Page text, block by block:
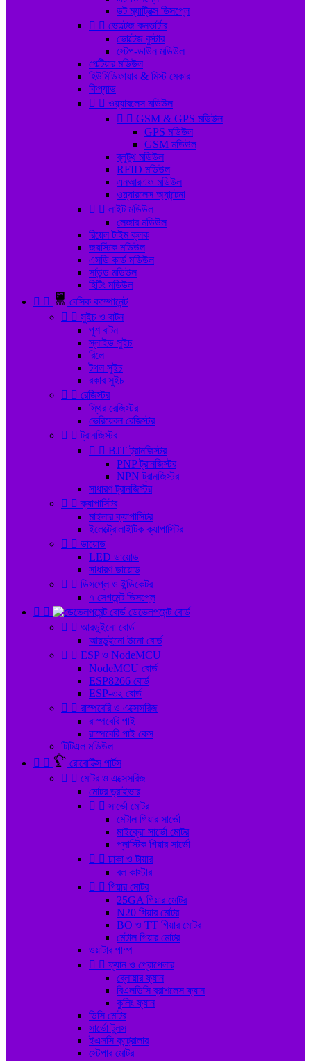
ডট ম্যাট্রিক্স ডিসপ্লে
  ভোল্টেজ কনভার্টার
ভোল্টেজ বুস্টার
স্টেপ-ডাউন মডিউল
পেল্টিয়ার মডিউল
হিউমিডিফায়ার & মিস্ট মেকার
কিপ্যাড
  ওয়্যারলেস মডিউল
  GSM & GPS মডিউল
GPS মডিউল
GSM মডিউল
ব্লুটুথ মডিউল
RFID মডিউল
এনআরএফ মডিউল
ওয়্যারলেস অ্যান্টেনা
  লাইট মডিউল
লেজার মডিউল
রিয়েল টাইম ক্লক
জয়স্টিক মডিউল
এসডি কার্ড মডিউল
সাউন্ড মডিউল
হিটিং মডিউল
 
বেসিক কম্পোনেন্ট
  সুইচ ও বাটন
পুশ বাটন
স্লাইড সুইচ
রিলে
টগল সুইচ
রকার সুইচ
  রেজিস্টর
স্থির রেজিস্টর
ভেরিয়েবল রেজিস্টর
  ট্রানজিস্টর
  BJT ট্রানজিস্টর
PNP ট্রানজিস্টর
NPN ট্রানজিস্টর
সাধারণ ট্রানজিস্টর
  ক্যাপাসিটর
মাইলার ক্যাপাসিটর
ইলেক্ট্রোলাইটিক ক্যাপাসিটর
  ডায়োড
LED ডায়োড
সাধারণ ডায়োড
  ডিসপ্লে ও ইন্ডিকেটর
৭ সেগমেন্ট ডিসপ্লে
 
ডেভেলপমেন্ট বোর্ড
  আরডুইনো বোর্ড
আরডুইনো উনো বোর্ড
  ESP ও NodeMCU
NodeMCU বোর্ড
ESP8266 বোর্ড
ESP-৩২ বোর্ড
  রাস্পবেরি ও এক্সেসরিজ
রাস্পবেরি পাই
রাস্পবেরি পাই কেস
টিটিএল মডিউল
 
রোবোটিক্স পার্টস
  মোটর ও এক্সেসরিজ
মোটর ড্রাইভার
  সার্ভো মোটর
মেটাল গিয়ার সার্ভো
মাইক্রো সার্ভো মোটর
প্লাস্টিক গিয়ার সার্ভো
  চাকা ও টায়ার
বল কাস্টার
  গিয়ার মোটর
25GA গিয়ার মোটর
N20 গিয়ার মোটর
BO ও TT গিয়ার মোটর
মেটাল গিয়ার মোটর
ওয়াটার পাম্প
  ফ্যান ও প্রোপেলার
ব্লোয়ার ফ্যান
বিএলডিসি ব্রাশলেস ফ্যান
কুলিং ফ্যান
ডিসি মোটর
সার্ভো টুলস
ইএসসি কন্ট্রোলার
স্টেপার মোটর